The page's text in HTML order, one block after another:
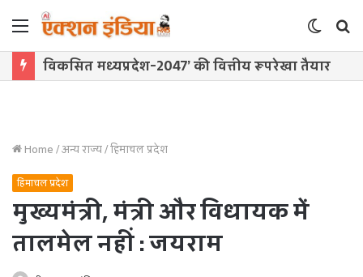
Menu
Switch
skin
विकसित मध्यप्रदेश-2047’ की वित्तीय रूपरेखा तैयार
Home/अन्य राज्य/हिमाचल प्रदेश
हिमाचल प्रदेश
मुख्यमंत्री, मंत्री और विधायक में
तालमेल नहीं : जयराम